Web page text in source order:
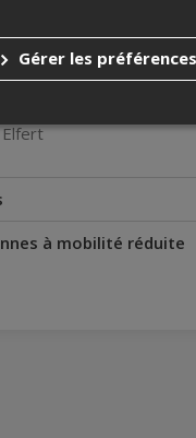
du CAM en tournée.
réservation.
et Instagram
à mobilité réduite
Gérer les préférences